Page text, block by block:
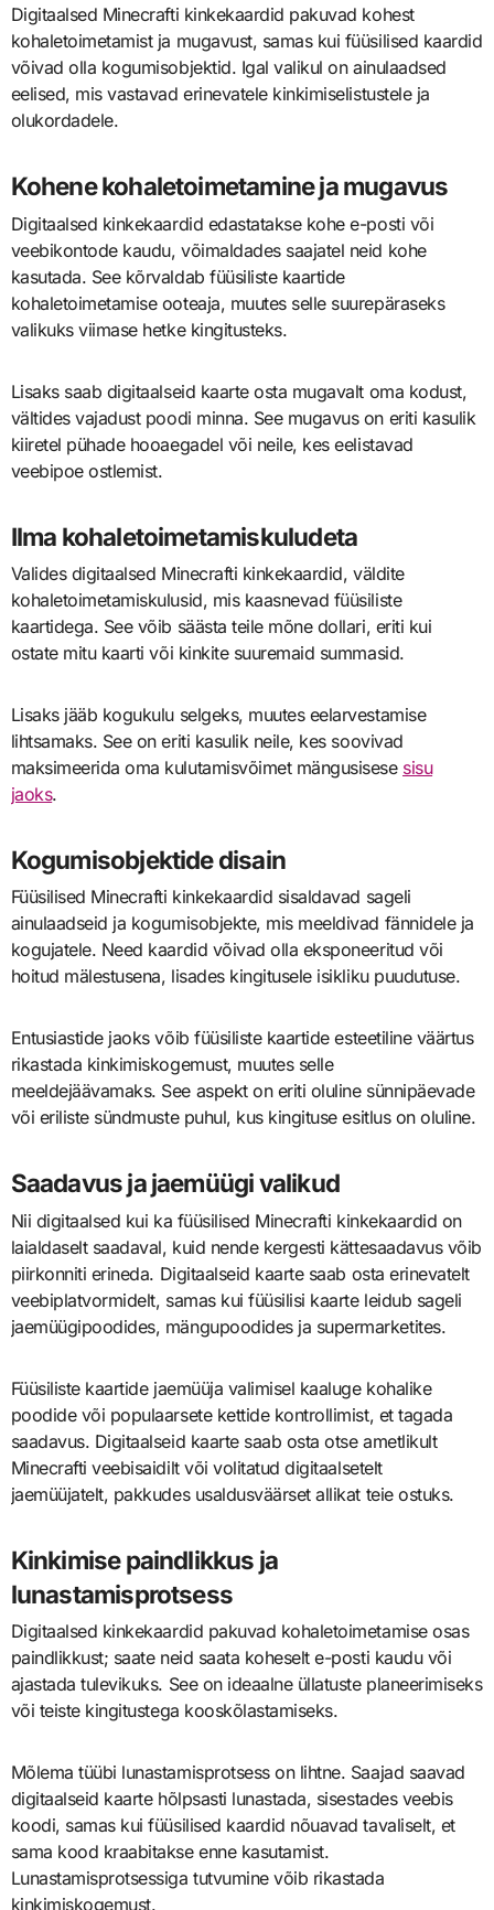
Digitaalsed Minecrafti kinkekaardid pakuvad kohest
kohaletoimetamist ja mugavust, samas kui füüsilised kaardid
võivad olla kogumisobjektid. Igal valikul on ainulaadsed
eelised, mis vastavad erinevatele kinkimiselistustele ja
olukordadele.
Kohene kohaletoimetamine ja mugavus
Digitaalsed kinkekaardid edastatakse kohe e-posti või
veebikontode kaudu, võimaldades saajatel neid kohe
kasutada. See kõrvaldab füüsiliste kaartide
kohaletoimetamise ooteaja, muutes selle suurepäraseks
valikuks viimase hetke kingitusteks.
Lisaks saab digitaalseid kaarte osta mugavalt oma kodust,
vältides vajadust poodi minna. See mugavus on eriti kasulik
kiiretel pühade hooaegadel või neile, kes eelistavad
veebipoe ostlemist.
Ilma kohaletoimetamiskuludeta
Valides digitaalsed Minecrafti kinkekaardid, väldite
kohaletoimetamiskulusid, mis kaasnevad füüsiliste
kaartidega. See võib säästa teile mõne dollari, eriti kui
ostate mitu kaarti või kinkite suuremaid summasid.
Lisaks jääb kogukulu selgeks, muutes eelarvestamise
lihtsamaks. See on eriti kasulik neile, kes soovivad
maksimeerida oma kulutamisvõimet mängusisese sisu
jaoks.
Kogumisobjektide disain
Füüsilised Minecrafti kinkekaardid sisaldavad sageli
ainulaadseid ja kogumisobjekte, mis meeldivad fännidele ja
kogujatele. Need kaardid võivad olla eksponeeritud või
hoitud mälestusena, lisades kingitusele isikliku puudutuse.
Entusiastide jaoks võib füüsiliste kaartide esteetiline väärtus
rikastada kinkimiskogemust, muutes selle
meeldejäävamaks. See aspekt on eriti oluline sünnipäevade
või eriliste sündmuste puhul, kus kingituse esitlus on oluline.
Saadavus ja jaemüügi valikud
Nii digitaalsed kui ka füüsilised Minecrafti kinkekaardid on
laialdaselt saadaval, kuid nende kergesti kättesaadavus võib
piirkonniti erineda. Digitaalseid kaarte saab osta erinevatelt
veebiplatvormidelt, samas kui füüsilisi kaarte leidub sageli
jaemüügipoodides, mängupoodides ja supermarketites.
Füüsiliste kaartide jaemüüja valimisel kaaluge kohalike
poodide või populaarsete kettide kontrollimist, et tagada
saadavus. Digitaalseid kaarte saab osta otse ametlikult
Minecrafti veebisaidilt või volitatud digitaalsetelt
jaemüüjatelt, pakkudes usaldusväärset allikat teie ostuks.
Kinkimise paindlikkus ja
lunastamisprotsess
Digitaalsed kinkekaardid pakuvad kohaletoimetamise osas
paindlikkust; saate neid saata koheselt e-posti kaudu või
ajastada tulevikuks. See on ideaalne üllatuste planeerimiseks
või teiste kingitustega kooskõlastamiseks.
Mõlema tüübi lunastamisprotsess on lihtne. Saajad saavad
digitaalseid kaarte hõlpsasti lunastada, sisestades veebis
koodi, samas kui füüsilised kaardid nõuavad tavaliselt, et
sama kood kraabitakse enne kasutamist.
Lunastamisprotsessiga tutvumine võib rikastada
kinkimiskogemust.